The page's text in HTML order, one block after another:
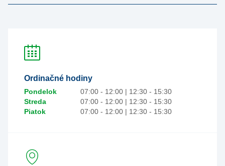
Ordinačné hodiny
Pondelok
07:00 - 12:00 | 12:30 - 15:30
Streda
07:00 - 12:00 | 12:30 - 15:30
Piatok
07:00 - 12:00 | 12:30 - 15:30